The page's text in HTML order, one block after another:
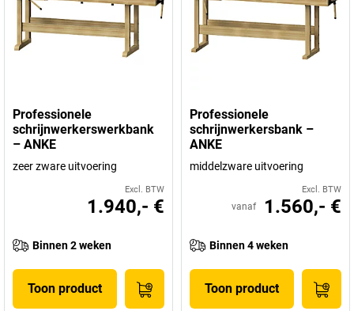
Professionele
schrijnwerkerswerkbank
– ANKE
zeer zware uitvoering
Excl. BTW
1.940,- €
Binnen 2 weken
Toon product
Professionele
schrijnwerkersbank –
ANKE
middelzware uitvoering
Excl. BTW
vanaf 1.560,- €
Binnen 4 weken
Toon product